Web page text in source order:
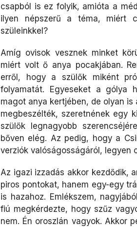
csapból is ez folyik, amióta a
ilyen népszerű a téma, miért
szüleinkkel?
Amíg ovisok vesznek minket
miért volt ő anya pocakjában.
erről, hogy a szülők miként
folyamatát. Egyeseket a gólya
magot anya kertjében, de olyan
megbeszélték, szeretnének egy
szülők legnagyobb
bőven elég. Az pedig, hogy a
verziók valóságosságáról, legyen
Az igazi izzadás akkor kezdődik,
piros pontokat, hanem egy-egy
is hazahoz. Emlékszem,
fiú megkérdezte, hogy szűz
nem. Én oroszlán vagyok. Akkor